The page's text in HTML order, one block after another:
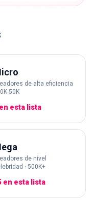
de alta eficiencia
50K
esta lista
de nivel
· 500K+
en esta lista